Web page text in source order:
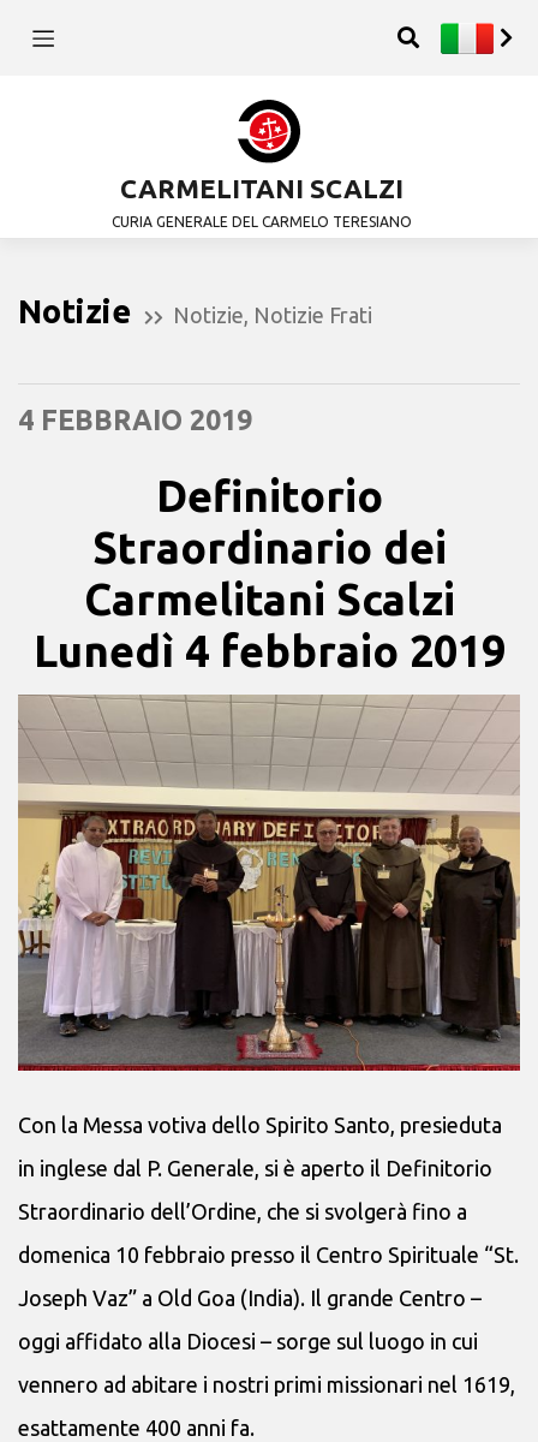
CARMELITANI SCALZI
CURIA GENERALE DEL CARMELO TERESIANO
Notizie Notizie Notizie Frati
4 FEBBRAIO 2019
Definitorio
Straordinario dei
Carmelitani Scalzi
Lunedì 4 febbraio 2019
Con la Messa votiva dello Spirito Santo, presieduta
in inglese dal P. Generale, si è aperto il Definitorio
Straordinario dell’Ordine, che si svolgerà fino a
domenica 10 febbraio presso il Centro Spirituale “St.
Joseph Vaz” a Old Goa (India). Il grande Centro –
oggi affidato alla Diocesi – sorge sul luogo in cui
vennero ad abitare i nostri primi missionari nel 1619,
esattamente 400 anni fa.